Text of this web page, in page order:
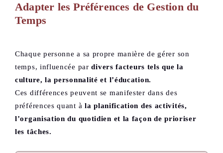
Adapter les Préférences de Gestion du
Temps
Chaque personne a sa propre manière de gérer son
temps, influencée pardivers facteurs tels que la
culture, la personnalité et l’éducation.
Ces différences peuvent se manifester dans des
préférences quant à la planification des activités,
l’organisation du quotidien et la façon de prioriser
les tâches.